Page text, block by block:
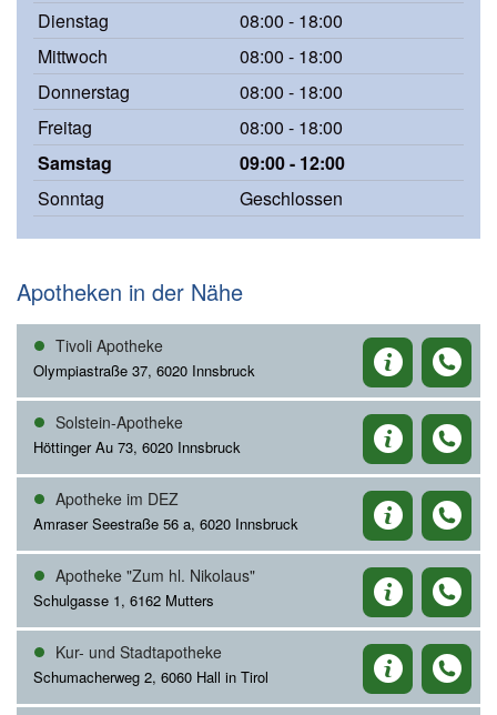
Dienstag
08:00 - 18:00
Mittwoch
08:00 - 18:00
Donnerstag
08:00 - 18:00
Freitag
08:00 - 18:00
Samstag
09:00 - 12:00
Sonntag
Geschlossen
Apotheken in der Nähe
Tivoli Apotheke
Olympiastraße 37, 6020 Innsbruck
Solstein-Apotheke
Höttinger Au 73, 6020 Innsbruck
Apotheke im DEZ
Amraser Seestraße 56 a, 6020 Innsbruck
Apotheke "Zum hl. Nikolaus"
Schulgasse 1, 6162 Mutters
Kur- und Stadtapotheke
Schumacherweg 2, 6060 Hall in Tirol